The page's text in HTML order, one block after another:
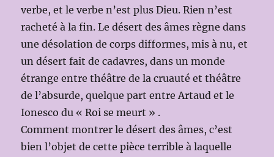
verbe, et le verbe n’est plus Dieu. Rien n’est
racheté à la fin. Le désert des âmes règne dans
une désolation de corps difformes, mis à nu, et
un désert fait de cadavres, dans un monde
étrange entre théâtre de la cruauté et théâtre
de l’absurde, quelque part entre Artaud et le
Ionesco du « Roi se meurt » .
Comment montrer le désert des âmes, c’est
bien l’objet de cette pièce terrible à laquelle